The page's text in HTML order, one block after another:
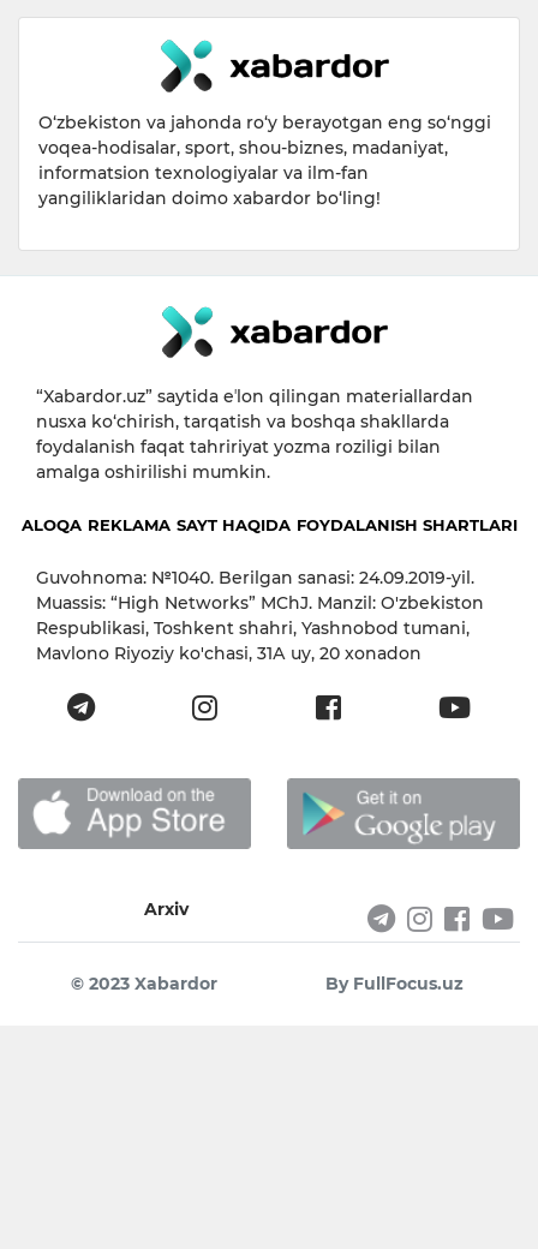
O‘zbekiston va jahonda ro‘y berayotgan eng so‘nggi
voqea-hodisalar, sport, shou-biznes, madaniyat,
informatsion texnologiyalar va ilm-fan
yangiliklaridan doimo xabardor bo‘ling!
“Xabardor.uz” saytida eʼlon qilingan materiallardan
nusxa ko‘chirish, tarqatish va boshqa shakllarda
foydalanish faqat tahririyat yozma roziligi bilan
amalga oshirilishi mumkin.
ALOQA REKLAMA SAYT HAQIDA FOYDALANISH SHARTLARI
Guvohnoma: №1040. Berilgan sanasi: 24.09.2019-yil.
Muassis: “High Networks” MChJ. Manzil: O'zbekiston
Respublikasi, Toshkent shahri, Yashnobod tumani,
Mavlono Riyoziy ko'chasi, 31А uy, 20 xonadon
Arxiv
© 2023 Xabardor By FullFocus.uz